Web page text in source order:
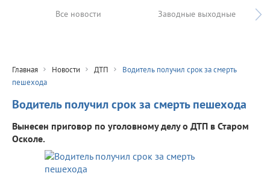
Все новости Заводные выходные
Главная Новости ДТП
Водитель получил срок за смерть
пешехода
Водитель получил срок за смерть пешехода
Вынесен приговор по уголовному делу о ДТП в Старом
Осколе.